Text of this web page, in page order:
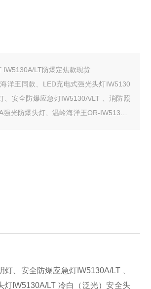
IW5130A/LT防爆定焦款现货
洋王同款、LED充电式强光头灯IW5130
、安全防爆应急灯IW5130A/LT 、消防照
光防爆头灯、温岭海洋王OR-IW5130/L
灯 安全防爆应急灯IW5130A/LT、
灯IW5130A/LT 冷白（泛光）安全头